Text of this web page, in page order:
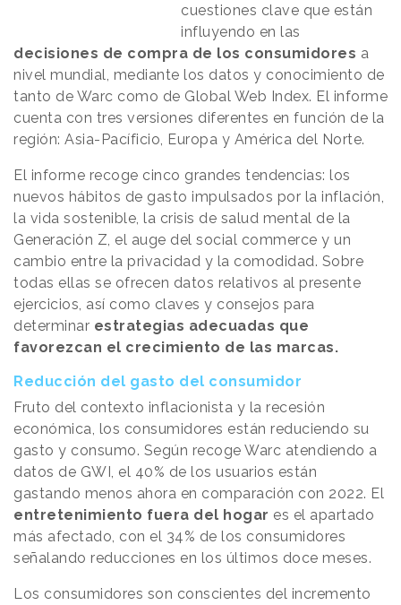
cuestiones clave que están
influyendo en las
decisiones de compra de los consumidores a
nivel mundial, mediante los datos y conocimiento de
tanto de Warc como de Global Web Index. El informe
cuenta con tres versiones diferentes en función de la
región: Asia-Pacíficio, Europa y América del Norte.
El informe recoge cinco grandes tendencias: los
nuevos hábitos de gasto impulsados por la inflación,
la vida sostenible, la crisis de salud mental de la
Generación Z, el auge del social commerce y un
cambio entre la privacidad y la comodidad. Sobre
todas ellas se ofrecen datos relativos al presente
ejercicios, así como claves y consejos para
determinar estrategias adecuadas que
favorezcan el crecimiento de las marcas.
Reducción del gasto del consumidor
Fruto del contexto inflacionista y la recesión
económica, los consumidores están reduciendo su
gasto y consumo. Según recoge Warc atendiendo a
datos de GWI, el 40% de los usuarios están
gastando menos ahora en comparación con 2022. El
entretenimiento fuera del hogar es el apartado
más afectado, con el 34% de los consumidores
señalando reducciones en los últimos doce meses.
Los consumidores son conscientes del incremento